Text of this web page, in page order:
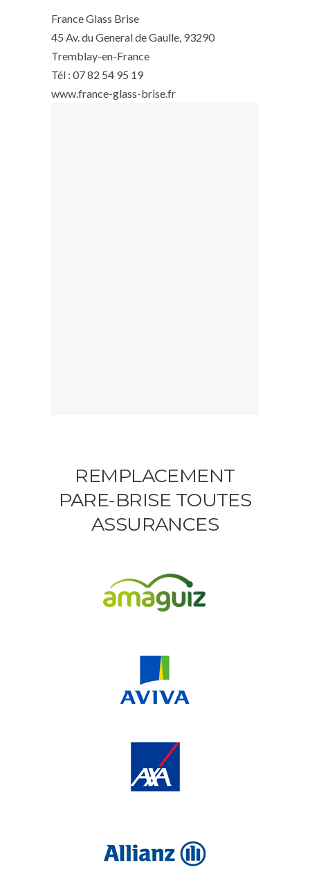
France Glass Brise
45 Av. du General de Gaulle, 93290
Tremblay-en-France
Tél : 07 82 54 95 19
www.france-glass-brise.fr
REMPLACEMENT
PARE-BRISE TOUTES
ASSURANCES